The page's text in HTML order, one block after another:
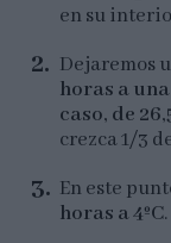
en su
Dejaremos
horas a
caso, de
crezca 1/3
En este
horas a 4ºC.